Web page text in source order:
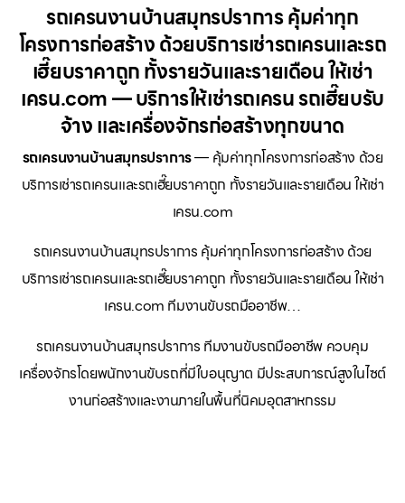
รถเครนงานบ้านสมุทรปราการ คุ้มค่าทุก
โครงการก่อสร้าง ด้วยบริการเช่ารถเครนและรถ
เฮี๊ยบราคาถูก ทั้งรายวันและรายเดือน ให้เช่า
เครน.com — บริการให้เช่ารถเครน รถเฮี๊ยบรับ
จ้าง และเครื่องจักรก่อสร้างทุกขนาด
รถเครนงานบ้านสมุทรปราการ— คุ้มค่าทุกโครงการก่อสร้าง ด้วย
บริการเช่ารถเครนและรถเฮี๊ยบราคาถูก ทั้งรายวันและรายเดือน ให้เช่า
เครน.com
รถเครนงานบ้านสมุทรปราการ คุ้มค่าทุกโครงการก่อสร้าง ด้วย
บริการเช่ารถเครนและรถเฮี๊ยบราคาถูก ทั้งรายวันและรายเดือน ให้เช่า
เครน.com ทีมงานขับรถมืออาชีพ…
รถเครนงานบ้านสมุทรปราการ ทีมงานขับรถมืออาชีพ ควบคุม
เครื่องจักรโดยพนักงานขับรถที่มีใบอนุญาต มีประสบการณ์สูงในไซต์
งานก่อสร้างและงานภายในพื้นที่นิคมอุตสาหกรรม